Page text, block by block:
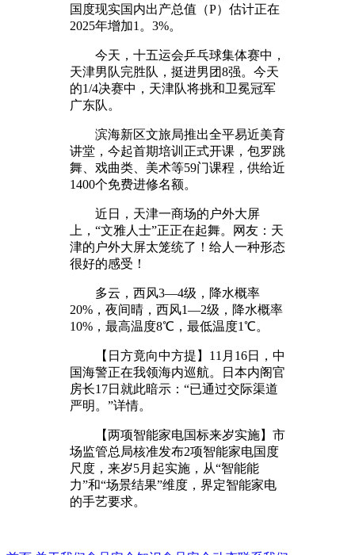
国度现实国内出产总值（P）估计正在
2025年增加1。3%。
今天，十五运会乒乓球集体赛中，
天津男队完胜队，挺进男团8强。今天
的1/4决赛中，天津队将挑和卫冕冠军
广东队。
滨海新区文旅局推出全平易近美育
讲堂，今起首期培训正式开课，包罗跳
舞、戏曲类、美术等59门课程，供给近
1400个免费进修名额。
近日，天津一商场的户外大屏
上，“文雅人士”正正在起舞。网友：天
津的户外大屏太笼统了！给人一种形态
很好的感受！
多云，西风3—4级，降水概率
20%，夜间晴，西风1—2级，降水概率
10%，最高温度8℃，最低温度1℃。
【日方竟向中方提】11月16日，中
国海警正在我领海内巡航。日本内阁官
房长17日就此暗示：“已通过交际渠道
严明。”详情。
【两项智能家电国标来岁实施】市
场监管总局核准发布2项智能家电国度
尺度，来岁5月起实施，从“智能能
力”和“场景结果”维度，界定智能家电
的手艺要求。